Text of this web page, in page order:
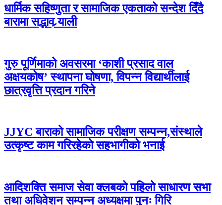
धार्मिक सहिष्णुता र सामाजिक एकताको सन्देश दिँदै
बारामा सद्भाव र्‍याली
गुरु पूर्णिमाको अवसरमा ‘काशी प्रसाद वाल
अक्षयकोष’ स्थापना घोषणा, विपन्न विद्यार्थीलाई
छात्रवृत्ति प्रदान गरिने
JJYC बाराको सामाजिक परीक्षण सम्पन्न,संस्थाले
उत्कृष्ट काम गरिरहेको सहभागीको भनाई
आदिशक्ति समाज सेवा क्लबको पहिलो साधारण सभा
तथा अधिवेशन सम्पन्न अध्यक्षमा पुनः गिरि